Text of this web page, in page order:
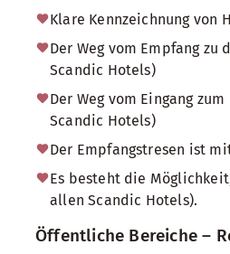
Klare Kennzeichnung von
Der Weg vom Empfang
Scandic Hotels)
Der Weg vom Eingang
Scandic Hotels)
Der Empfangstresen ist
Es besteht die
allen Scandic Hotels).
Öffentliche Bereiche –